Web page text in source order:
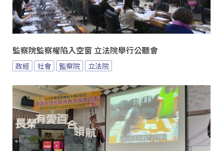
監察院監察權陷入空窗 立法院舉行公聽會
政經 社會 監察院 立法院